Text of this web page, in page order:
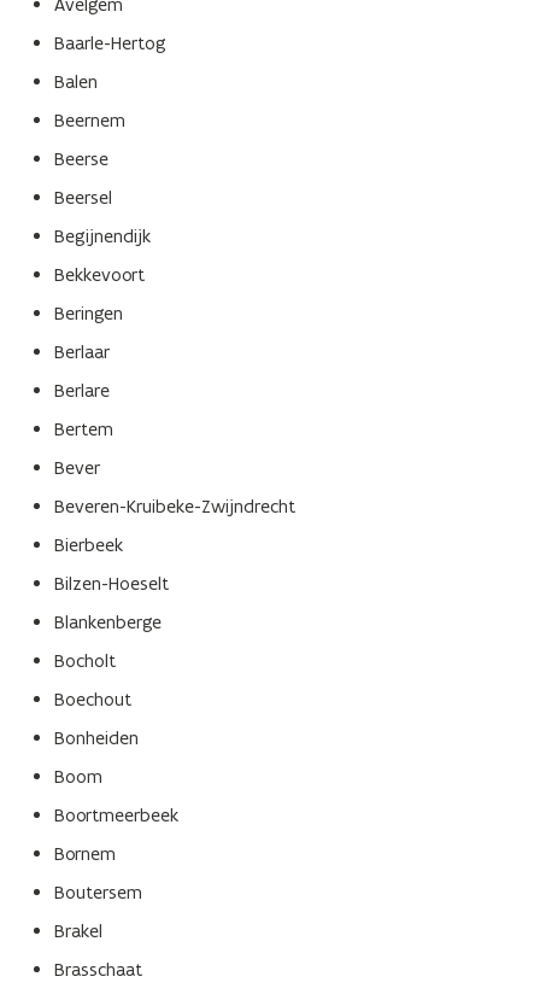
a
n
6
m
i
2
2
a
n
6
m
i
2
2
Baarle-Hertog
Balen
Beernem
Beerse
Beersel
Begijnendijk
Bekkevoort
Beringen
Berlaar
Berlare
Bertem
Bever
Beveren-Kruibeke-Zwijndrecht
Bierbeek
Bilzen-Hoeselt
Blankenberge
Bocholt
Boechout
Bonheiden
Boom
Boortmeerbeek
Bornem
Boutersem
Brakel
Brasschaat